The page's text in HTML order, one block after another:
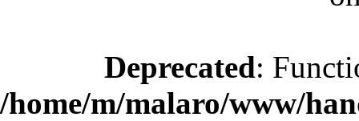
Deprecated:
/home/m/malaro/www/